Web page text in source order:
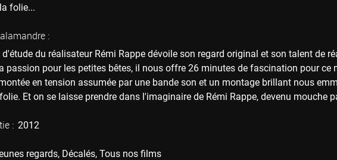
folie...
:
du réalisateur Rémi Rappe dévoile son regard original et son talent de
passion pour les petites bêtes, il nous offre 26 minutes de fascination pour ce
en tension assumée par une bande son et un montage brillant nous
Et on se laisse prendre dans l'imaginaire de Rémi Rappe, devenu mouche
: 2012
regards Décalés Tous nos films